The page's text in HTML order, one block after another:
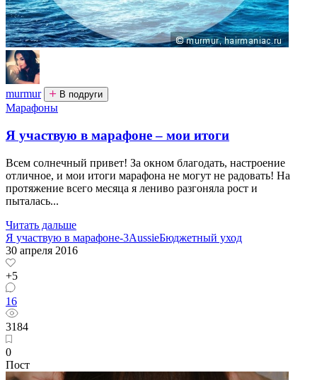
murmur В подруги
Марафоны
Я участвую в марафоне – мои итоги
Всем солнечный привет! За окном благодать, настроение
отличное, и мои итоги марафона не могут не радовать! На
протяжение всего месяца я лениво разгоняла рост и
пыталась...
Читать дальше
Я участвую в марафоне-3AussieБюджетный уход
30 апреля 2016
+5
16
3184
0
Пост